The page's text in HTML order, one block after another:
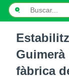
fàbrica